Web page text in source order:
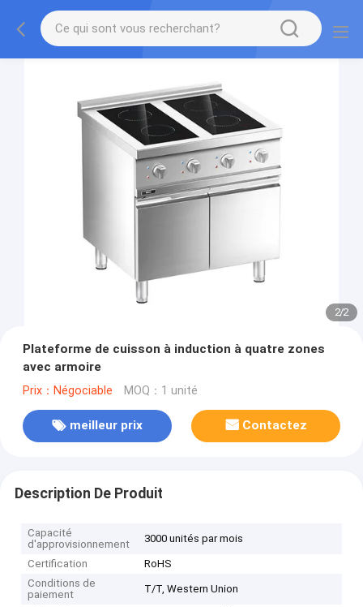
2/2
Plateforme de cuisson à induction à quatre zones
avec armoire
Prix：Négociable MOQ：1 unité
meilleur prix Contactez
Description De Produit
Capacité
d'approvisionnement
3000 unités par mois
Certification
RoHS
Conditions de
paiement
T/T, Western Union